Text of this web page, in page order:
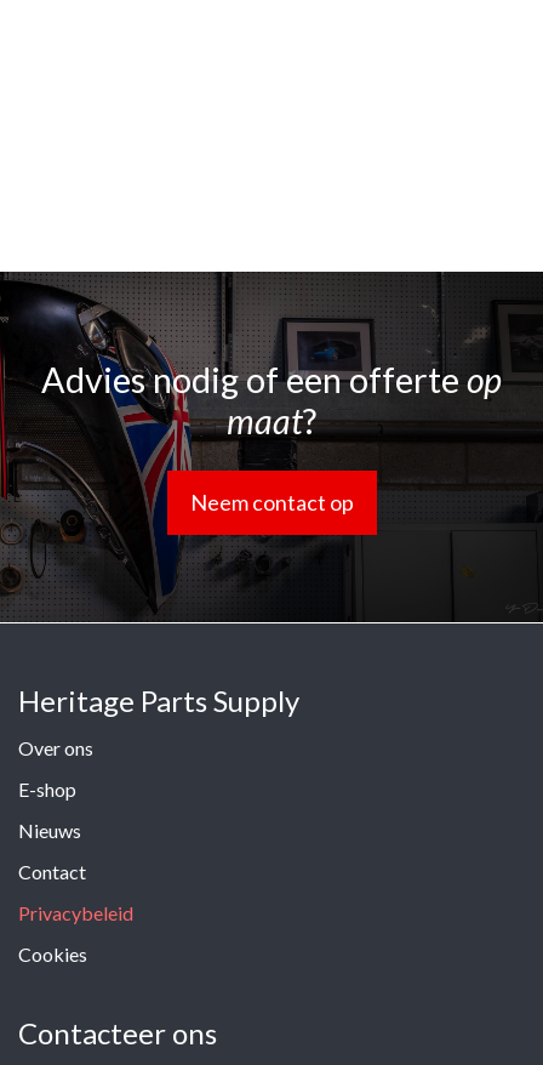
Advies nodig of een offerteop
maat?
Neem contact op
Heritage Parts Supply
Over ons
E-shop
Nieuws
Contact
Privacybeleid
Cookies
Contacteer ons